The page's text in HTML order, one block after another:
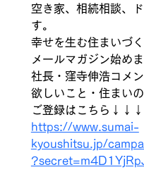
空き家、相続相談、
す。
幸せを生む住まいづく
メールマガジン始め
社長・窪寺伸浩コメ
欲しいこと・住まい
ご登録はこちら↓↓↓
https://www.sumai-
kyoushitsu.jp/